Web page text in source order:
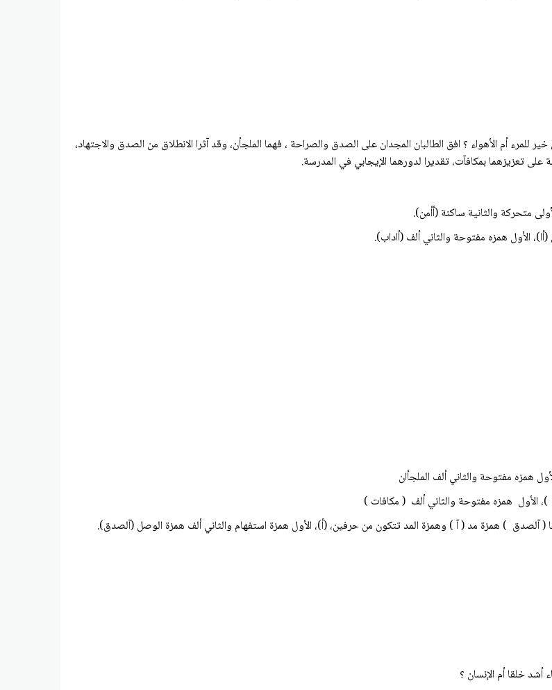
للمرء أم الأهواء ؟ افق الطالبان المجدان على الصدق والصراحة ، فهما الملجأن، وقد آثرا الانطلاق من الصدق والاجتهاد،
على تعزيزهما بمكافآت، تقديرا لدورهما الإيجابي في المدرسة.
همزه مفتوحة والثاني ألف الملجأان